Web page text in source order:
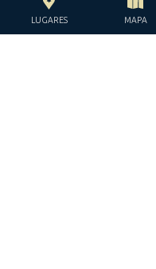
LUGARES MAPA